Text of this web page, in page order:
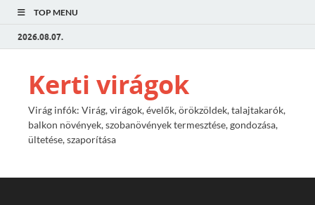
TOP MENU
2026.08.07.
Kerti virágok
Virág infók: Virág, virágok, évelők, örökzöldek, talajtakarók,
balkon növények, szobanövények termesztése, gondozása,
ültetése, szaporítása